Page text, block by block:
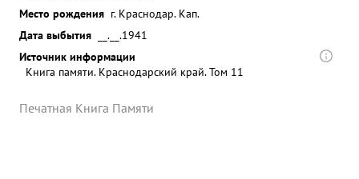
Место рождения г. Краснодар. Кап.
Дата выбытия
__.__.1941
Источник информации
Книга памяти. Краснодарский край. Том 11
Печатная Книга Памяти